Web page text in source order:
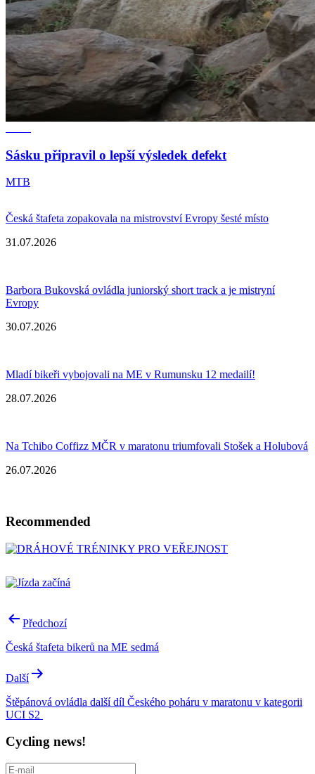
Sásku připravil o lepší výsledek defekt
MTB
Česká štafeta zopakovala na mistrovství Evropy šesté místo
31.07.2026
Barbora Bukovská ovládla juniorský short track a je mistryní
Evropy
30.07.2026
Mladí bikeři vybojovali na ME v Rumunsku 12 medailí!
28.07.2026
Na Tchibo Coffizz MČR v maratonu triumfovali Stošek a Holubová
26.07.2026
Recommended
Post
navigation
Předchozí
Česká štafeta bikerů na ME sedmá
Další
Štěpánová ovládla další díl Českého poháru v maratonu v kategorii
UCI S2
Cycling news!